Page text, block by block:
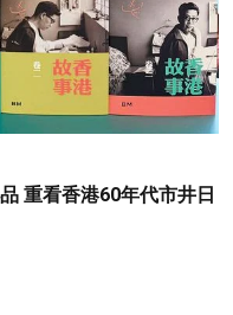
重看香港60年代市井日